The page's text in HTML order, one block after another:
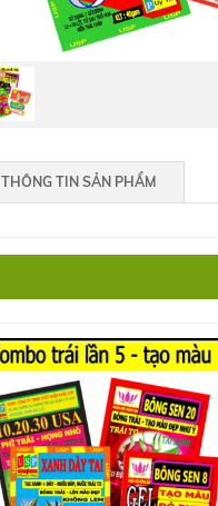
THÔNG TIN SẢN PHẨM